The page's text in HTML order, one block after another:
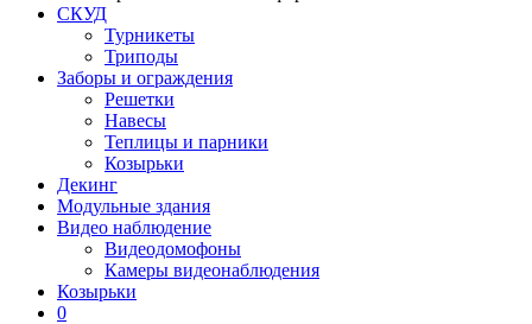
СКУД
Турникеты
Триподы
Заборы и ограждения
Решетки
Навесы
Теплицы и парники
Козырьки
Декинг
Модульные здания
Видео наблюдение
Видеодомофоны
Камеры видеонаблюдения
Козырьки
0